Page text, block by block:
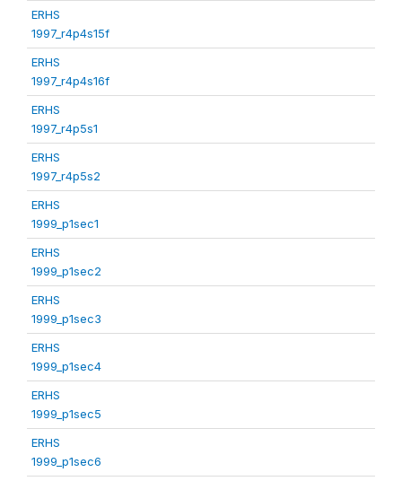
ERHS
1997_r4p4s15f
ERHS
1997_r4p4s16f
ERHS
1997_r4p5s1
ERHS
1997_r4p5s2
ERHS
1999_p1sec1
ERHS
1999_p1sec2
ERHS
1999_p1sec3
ERHS
1999_p1sec4
ERHS
1999_p1sec5
ERHS
1999_p1sec6